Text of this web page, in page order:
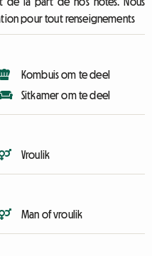
pour tout renseignements
Kombuis om te deel
Sitkamer om te deel
Vroulik
Man of vroulik